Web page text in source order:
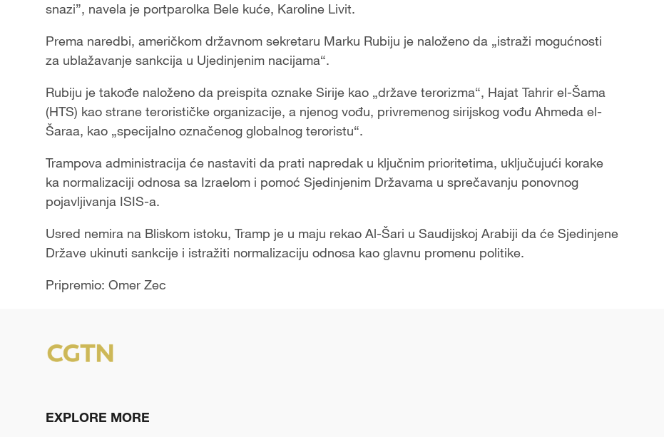
snazi”, navela je portparolka Bele kuće, Karoline Livit.
Prema naredbi, američkom državnom sekretaru Marku Rubiju je naloženo da „istraži mogućnosti
za ublažavanje sankcija u Ujedinjenim nacijama“.
Rubiju je takođe naloženo da preispita oznake Sirije kao „države terorizma“, Hajat Tahrir el-Šama
(HTS) kao strane terorističke organizacije, a njenog vođu, privremenog sirijskog vođu Ahmeda el-
Šaraa, kao „specijalno označenog globalnog teroristu“.
Trampova administracija će nastaviti da prati napredak u ključnim prioritetima, uključujući korake
ka normalizaciji odnosa sa Izraelom i pomoć Sjedinjenim Državama u sprečavanju ponovnog
pojavljivanja ISIS-a.
Usred nemira na Bliskom istoku, Tramp je u maju rekao Al-Šari u Saudijskoj Arabiji da će Sjedinjene
Države ukinuti sankcije i istražiti normalizaciju odnosa kao glavnu promenu politike.
Pripremio: Omer Zec
EXPLORE MORE